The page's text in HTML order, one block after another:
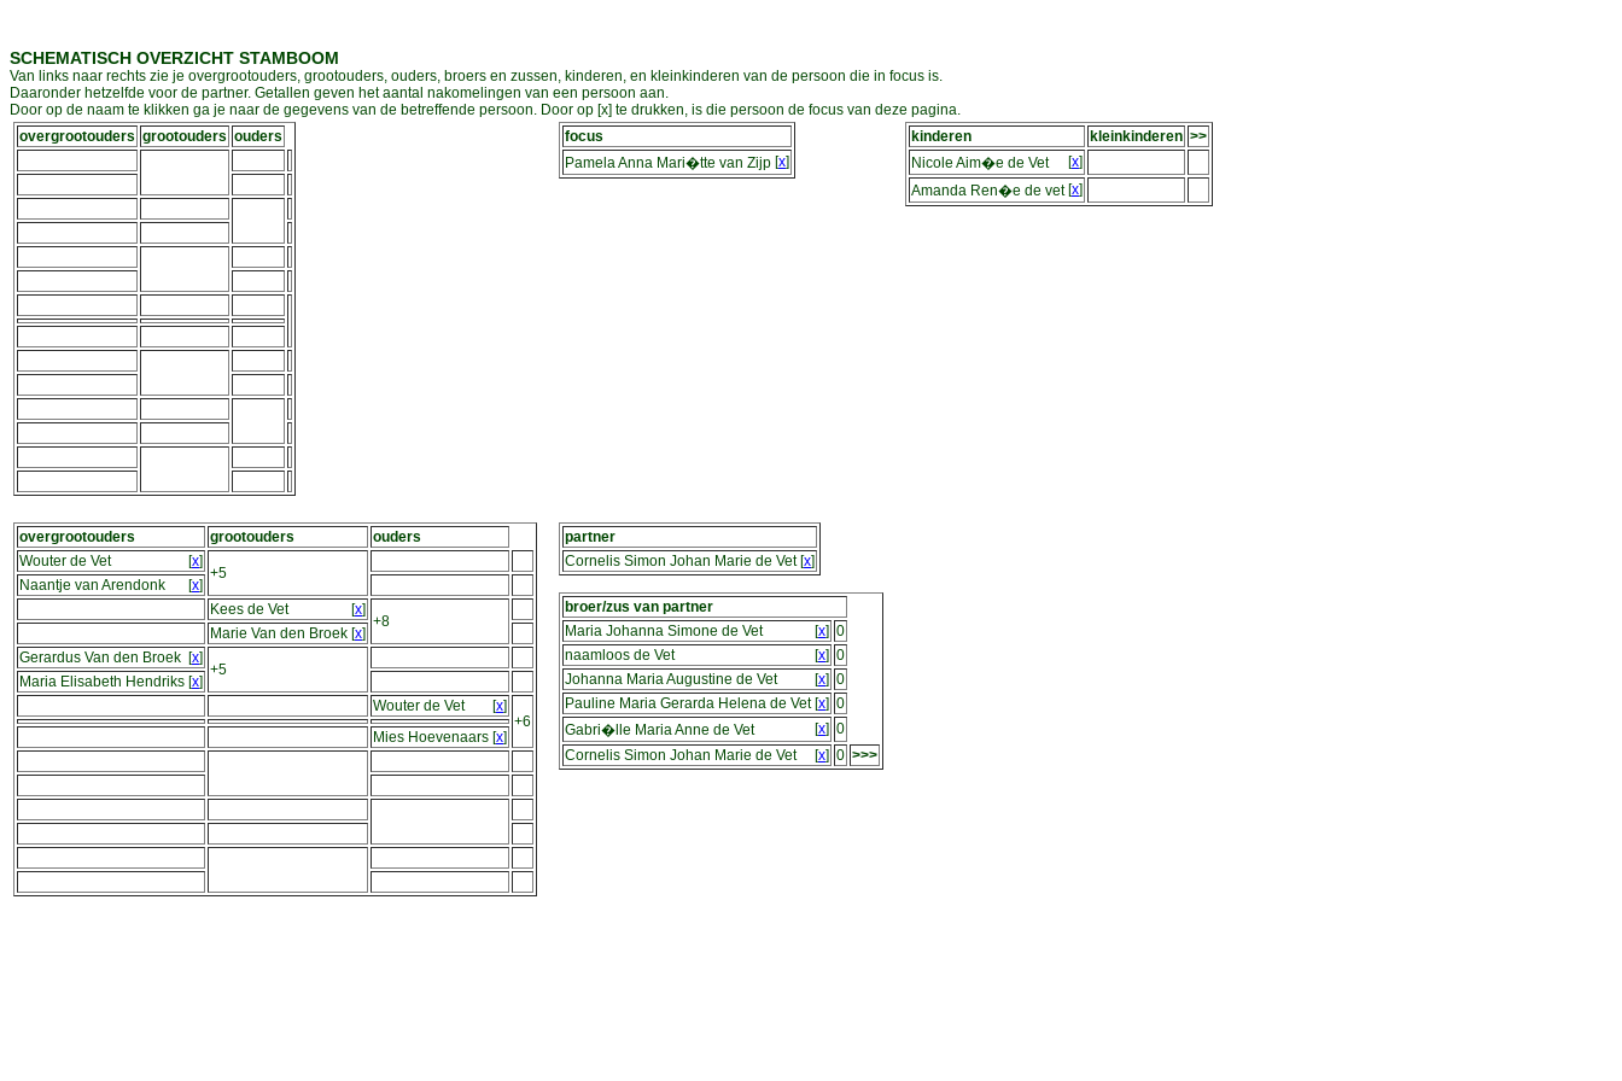
SCHEMATISCH OVERZICHT STAMBOOM
Van links naar rechts zie je overgrootouders, grootouders, ouders, broers en zussen, kinderen, en kleinkinderen van de persoon die in focus is.
Daaronder hetzelfde voor de partner. Getallen geven het aantal nakomelingen van een persoon aan.
Door op de naam te klikken ga je naar de gegevens van de betreffende persoon. Door op [x] te drukken, is die persoon de focus van deze pagina.
overgrootouders grootouders ouders
focus
Pamela Anna Mari�tte van Zijp [x]
kinderen kleinkinderen >>
Nicole Aim�e de Vet
[x]
Amanda Ren�e de vet[x]
overgrootouders grootouders
ouders
Wouter de Vet
[x]
+5
Naantje van Arendonk [x]
Kees de Vet
[x]
+8
Marie Van den Broek [x]
Gerardus Van den Broek [x]
+5
Maria Elisabeth Hendriks [x]
Wouter de Vet
[x]
+6
Mies Hoevenaars [x]
partner
Cornelis Simon Johan Marie de Vet[x]
broer/zus van partner
Maria Johanna Simone de Vet
[x] 0
naamloos de Vet
[x] 0
Johanna Maria Augustine de Vet
[x] 0
Pauline Maria Gerarda Helena de Vet[x] 0
Gabri�lle Maria Anne de Vet
[x] 0
Cornelis Simon Johan Marie de Vet
[x] 0 >>>